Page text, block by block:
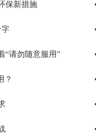
保新措施
字
“请勿随意服用”
？